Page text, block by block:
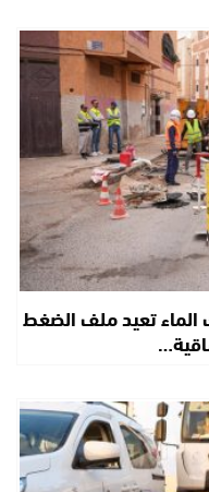
تعيد ملف الضغط